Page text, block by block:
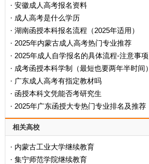
· 安徽成人高考报名资料
· 成人高考是什么学历
· ‌湖南函授本科报名流程（2025年适用）‌
· 2025年内蒙古成人高考热门专业推荐
· 2025年成人自学报名的具体流程-注意事项
· 成考函授本科学制（最短也要两年半时间）
· 广东成人高考有指定教材吗
· 函授本科文凭能否考研究生
· 2025年广东函授大专热门专业排名及推荐
相关高校
· 内蒙古工业大学继续教育
· 集宁师范学院继续教育